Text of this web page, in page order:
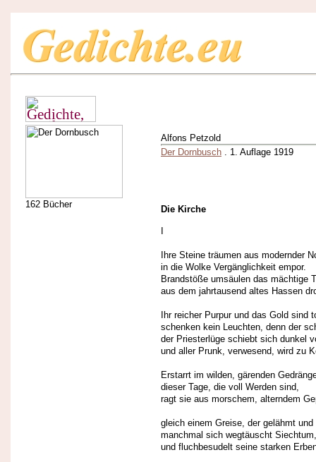
162 Bücher
Alfons Petzold
Der Dornbusch . 1. Auflage 1919
Die Kirche
I
Ihre Steine träumen aus modernder
in die Wolke Vergänglichkeit empor.
Brandstöße umsäulen das mächtige
aus dem jahrtausend altes Hassen
Ihr reicher Purpur und das Gold sind
schenken kein Leuchten, denn der
der Priesterlüge schiebt sich dunkel
und aller Prunk, verwesend, wird zu
Erstarrt im wilden, gärenden
dieser Tage, die voll Werden sind,
ragt sie aus morschem, alterndem
gleich einem Greise, der gelähmt und
manchmal sich wegtäuscht
und fluchbesudelt seine starken